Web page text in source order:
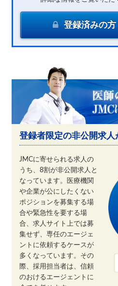
登録済みの方
登録者限定の非公開求人
JMCに寄せられる求人の
うち、8割が非公開求人と
なっています。医療機関
や企業が公にしたくない
ポジションを募集する場
合や緊急性を要する場
合、求人サイト上では募
集せず、専任のエージェ
ントに依頼するケースが
多くなっています。その
際、採用担当者は、信頼
のおけるエージェントに